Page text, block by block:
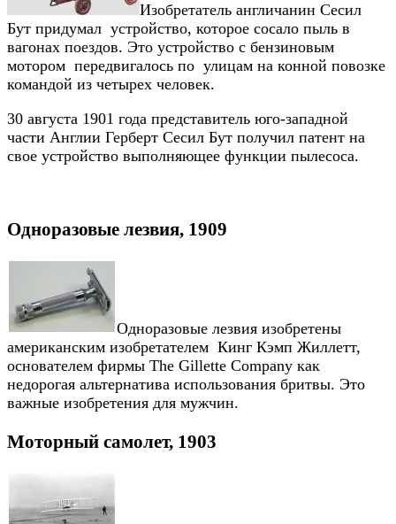
Изобретатель англичанин Сесил
Бут придумал устройство, которое сосало пыль в
вагонах поездов. Это устройство с бензиновым
мотором передвигалось по улицам на конной повозке
командой из четырех человек.
30 августа 1901 года представитель юго-западной
части Англии Герберт Сесил Бут получил патент на
свое устройство выполняющее функции пылесоса.
Одноразовые лезвия, 1909
Одноразовые лезвия изобретены
американским изобретателем Кинг Кэмп Жиллетт,
основателем фирмы The Gillette Company как
недорогая альтернатива использования бритвы. Это
важные изобретения для мужчин.
Моторный самолет, 1903